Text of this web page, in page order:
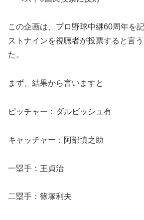
この企画は、プロ野球中継60周年を
ストナインを視聴者が投票すると言
た。
まず、結果から言いますと
ピッチャー：ダルビッシュ有
キャッチャー：阿部慎之助
一塁手：王貞治
二塁手：篠塚利夫